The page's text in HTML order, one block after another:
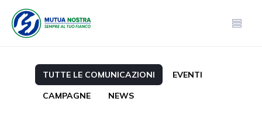
TUTTE LE COMUNICAZIONI EVENTI
CAMPAGNE NEWS